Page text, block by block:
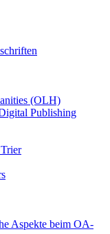
(OLH)
Publishing
Aspekte beim OA-